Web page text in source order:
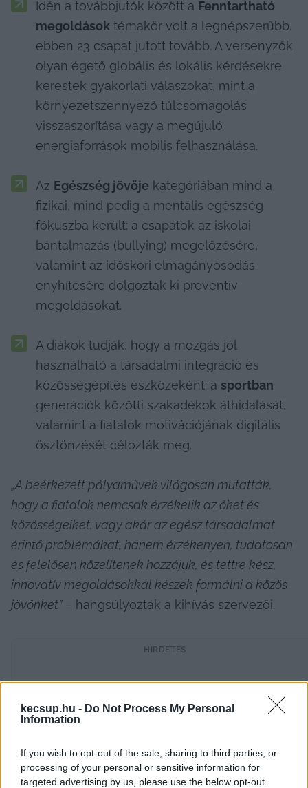
kecsup.hu - Do Not Process My Personal
Information
If you wish to opt-out of the sale, sharing to third parties, or
processing of your personal or sensitive information for
targeted advertising by us, please use the below opt-out
Idén a továbbjutók között a Fenntartható
megoldások témakör volt a legnépszerűbb,
ebben 23 csapat jutott tovább. A versenyzők
olyan égető globális és lokális kérdésekre
kerestek gyakorlati válaszokat, mint a
környezetszennyező túlcsomagolás
visszaszorítása vagy a megújuló
energiaforrások mobilis felhasználása.
Az Egészség jövője kategóriában mind a
fizikai, mind pedig a mentális egészség
fókuszba került: a csapatok az iskolai
bántalmazás (bullying) megelőzésére,
valamint az időskori elmagányosodás
enyhítésére dolgoztak ki preventív
megoldásokat.
A diákok tudják, hogy a mozgás jól
használható a társadalmi integráció és
közösségépítés eszközeként: a sportban
generációk közötti szakadékok áthidalását,
valamint a fiatalok motivációjának digitális
ösztönzését célozták meg.
„A beérkezett pályaművek világosan mutatták,
hogy a fiatalok nemcsak érzékelik az őket és
közösségeiket, vagy akár az egész társadalmat
érintő problémákat, hanem érzékenyen, tudatosan
és felelősen közelítenek hozzájuk, és tettre kész,
innovatív megoldásokkal készek formálni a közös
jövőnket” – hangsúlyozták a kihívás szervezői.
HIRDETÉS